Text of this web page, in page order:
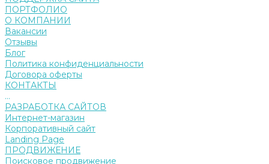
ПОРТФОЛИО
О КОМПАНИИ
Вакансии
Отзывы
Блог
Политика конфиденциальности
Договора оферты
КОНТАКТЫ
...
РАЗРАБОТКА САЙТОВ
Интернет-магазин
Корпоративный сайт
Landing Page
ПРОДВИЖЕНИЕ
Поисковое продвижение